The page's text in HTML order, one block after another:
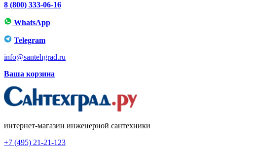
8 (800) 333-06-16
WhatsApp
Telegram
info@santehgrad.ru
Ваша корзина
интернет-магазин инженерной сантехники
+7 (495) 21-21-123